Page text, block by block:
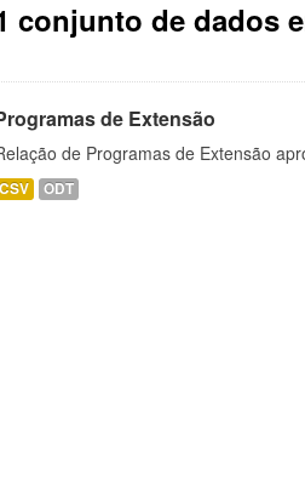
conjunto de dados
de Extensão
de Programas de Extensão
CSV ODT